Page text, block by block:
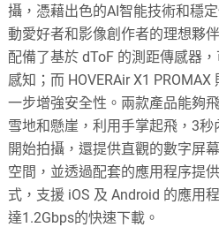
攝，憑藉出色的AI智能技術和穩
動愛好者和影像創作者的理想夥
配備了基於 dToF 的測距傳感器
感知；而 HOVERAir X1
一步增強安全性。兩款產品能夠
雪地和懸崖，利用手掌起飛，3
開始拍攝，還提供直觀的數字屏
空間，並透過配套的應用程序提
式，支援 iOS 及 Android 的應用
達1.2Gbps的快速下載。